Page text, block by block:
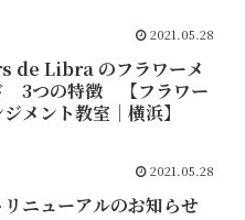
2021.05.28
de Libra のフラワーメ
3つの特徴 【フラワー
メント教室｜横浜】
2021.05.28
ニューアルのお知らせ